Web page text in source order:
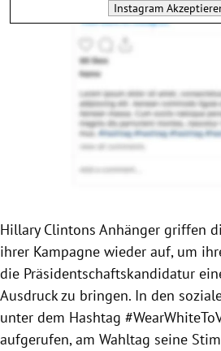
Instagram
Hillary Clintons Anhänger griffen
ihrer Kampagne wieder auf, um
die Präsidentschaftskandidatur
Ausdruck zu bringen. In den
unter dem Hashtag
aufgerufen, am Wahltag seine